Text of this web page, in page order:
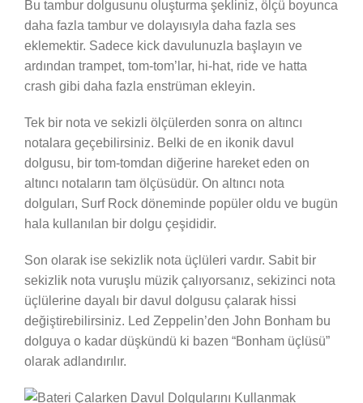
Bu tambur dolgusunu oluşturma şekliniz, ölçü boyunca
daha fazla tambur ve dolayısıyla daha fazla ses
eklemektir. Sadece kick davulunuzla başlayın ve
ardından trampet, tom-tom’lar, hi-hat, ride ve hatta
crash gibi daha fazla enstrüman ekleyin.
Tek bir nota ve sekizli ölçülerden sonra on altıncı
notalara geçebilirsiniz. Belki de en ikonik davul
dolgusu, bir tom-tomdan diğerine hareket eden on
altıncı notaların tam ölçüsüdür. On altıncı nota
dolguları, Surf Rock döneminde popüler oldu ve bugün
hala kullanılan bir dolgu çeşididir.
Son olarak ise sekizlik nota üçlüleri vardır. Sabit bir
sekizlik nota vuruşlu müzik çalıyorsanız, sekizinci nota
üçlülerine dayalı bir davul dolgusu çalarak hissi
değiştirebilirsiniz. Led Zeppelin’den John Bonham bu
dolguya o kadar düşkündü ki bazen “Bonham üçlüsü”
olarak adlandırılır.